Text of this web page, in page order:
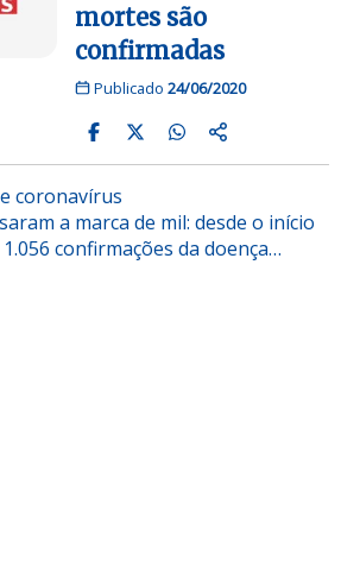
mortes são
confirmadas
Publicado 24/06/2020
coronavírus
a marca de mil: desde o início
confirmações da doença…